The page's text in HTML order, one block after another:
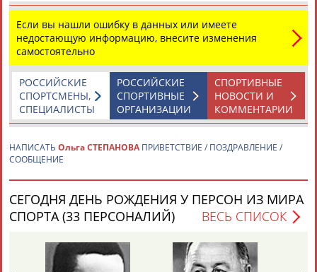
АБДРАХМАНОВАБДРАХМАНОВААБДУВАЛИЕВ
АБДУЛАЕВ
Если вы нашли ошибку в данных или имеете
недостающую информацию, внесите изменения
самостоятельно
СПОРТИВНЫЕ
НОВОСТИ И
КОММЕНТАРИИ
РОССИЙСКИЕ
СПОРТИВНЫЕ
ОРГАНИЗАЦИИ
РОССИЙСКИЕ
СПОРТСМЕНЫ,
СПЕЦИАЛИСТЫ
НАПИСАТЬ Ольга СТЕПАНОВА ПРИВЕТСТВИЕ / ПОЗДРАВЛЕНИЕ /
СООБЩЕНИЕ
СЕГОДНЯ ДЕНЬ РОЖДЕНИЯ У ПЕРСОН ИЗ МИРА
СПОРТА (33 ПЕРСОНАЛИЙ)
ВЕСЬ СПИСОК